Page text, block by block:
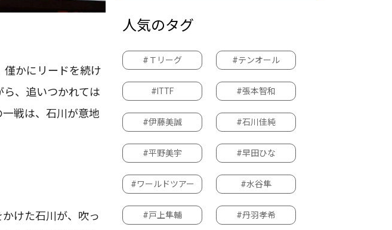
僅かにリードを続け
、追いつかれては
戦は、石川が意地
けた石川が、吹っ
人気のタグ
#Ｔリーグ #テンオール
#ITTF #張本智和
#伊藤美誠 #石川佳純
#平野美宇 #早田ひな
#ワールドツアー #水谷隼
#戸上隼輔 #丹羽孝希